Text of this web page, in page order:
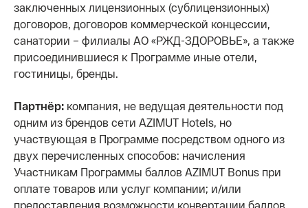
заключенных лицензионных (сублицензионных)
договоров, договоров коммерческой концессии,
санатории – филиалы АО «РЖД-ЗДОРОВЬЕ», а также
присоединившиеся к Программе иные отели,
гостиницы, бренды.
Партнёр: компания, не ведущая деятельности под
одним из брендов сети AZIMUT Hotels, но
участвующая в Программе посредством одного из
двух перечисленных способов: начисления
Участникам Программы баллов AZIMUT Bonus при
оплате товаров или услуг компании; и/или
предоставления возможности конвертации баллов